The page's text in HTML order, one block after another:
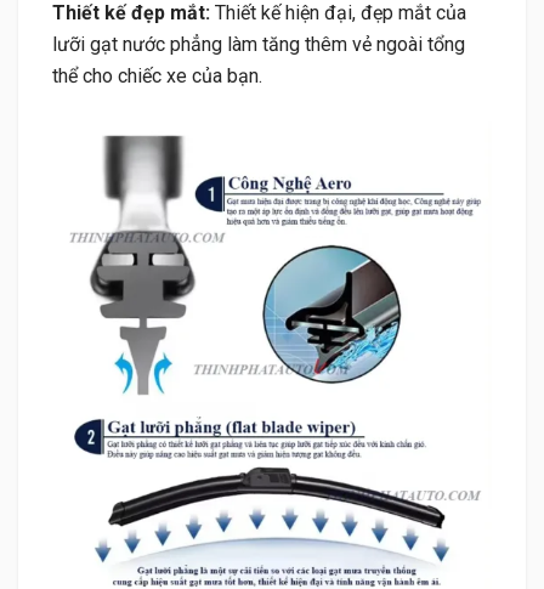
Thiết kế đẹp mắt: Thiết kế hiện đại, đẹp mắt của
lưỡi gạt nước phẳng làm tăng thêm vẻ ngoài tổng
thể cho chiếc xe của bạn.